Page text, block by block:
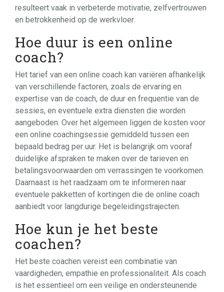
resulteert vaak in verbeterde motivatie, zelfvertrouwen
en betrokkenheid op de werkvloer.
Hoe duur is een online
coach?
Het tarief van een online coach kan variëren afhankelijk
van verschillende factoren, zoals de ervaring en
expertise van de coach, de duur en frequentie van de
sessies, en eventuele extra diensten die worden
aangeboden. Over het algemeen liggen de kosten voor
een online coachingsessie gemiddeld tussen een
bepaald bedrag per uur. Het is belangrijk om vooraf
duidelijke afspraken te maken over de tarieven en
betalingsvoorwaarden om verrassingen te voorkomen.
Daarnaast is het raadzaam om te informeren naar
eventuele pakketten of kortingen die de online coach
aanbiedt voor langdurige begeleidingstrajecten.
Hoe kun je het beste
coachen?
Het beste coachen vereist een combinatie van
vaardigheden, empathie en professionaliteit. Als coach
is het essentieel om een veilige en ondersteunende